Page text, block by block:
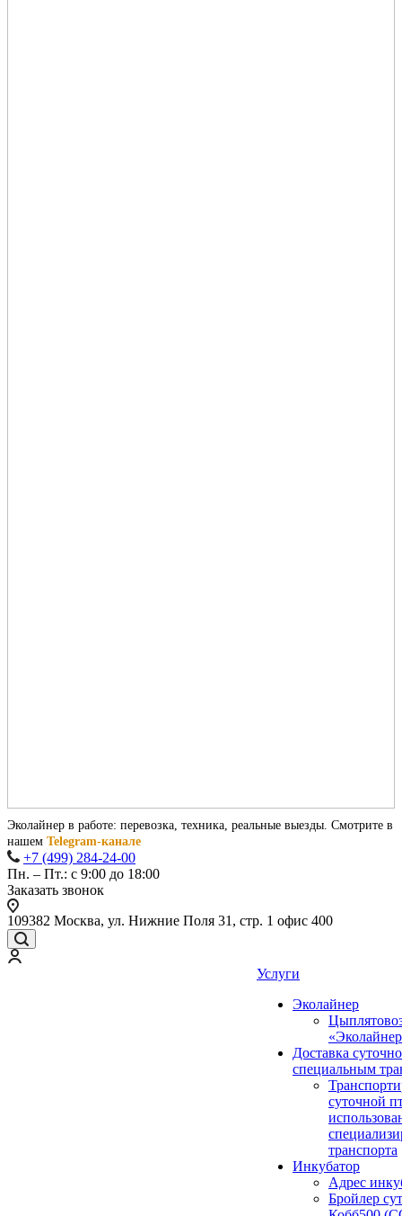
Эколайнер в работе: перевозка, техника, реальные выезды. Смотрите в
нашем Telegram-канале
+7 (499) 284-24-00
Пн. – Пт.: с 9:00 до 18:00
Заказать звонок
109382 Москва, ул. Нижние Поля 31, стр. 1 офис 400
Услуги
Эколайнер
Доставка
специальным
суточной
транспорта
Инкубатор
Адрес
Бройлер